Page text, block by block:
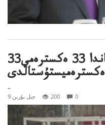
قازاقستاندا 33 ەكسترەمي33
ەكسترەميستۇستالدى
..
9 جىل بۇرىن 200 0